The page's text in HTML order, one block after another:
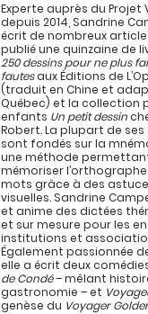
Experte auprès du Projet
depuis 2014, Sandrine
écrit de nombreux
publié une quinzaine de
250 dessins pour ne plus
fautesaux Éditions de
(traduit en Chine et
Québec) et la collection
enfants Un petit dessin
Robert. La plupart de
sont fondés sur la
une méthode
mémoriser
mots grâce à des
visuelles. Sandrine
et anime des dictées
et sur mesure pour les
institutions et
Également passionnée
elle a écrit deux
de Condé– mêlant
gastronomie – et
genèse du Voyager